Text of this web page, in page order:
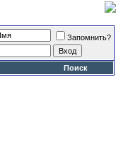
Запомнить?
Поиск